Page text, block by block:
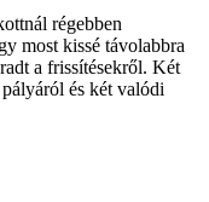
régebben
most kissé távolabbra
a frissítésekről. Két
és két valódi